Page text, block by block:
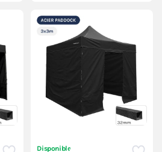
Disponible